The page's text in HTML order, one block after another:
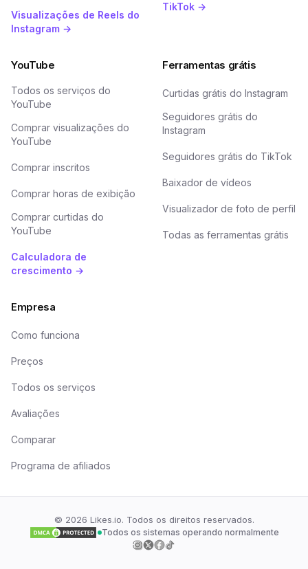
Visualizações de Reels do
Instagram →
TikTok →
YouTube
Todos os serviços do
YouTube
Comprar visualizações do
YouTube
Comprar inscritos
Comprar horas de exibição
Comprar curtidas do
YouTube
Calculadora de
crescimento →
Ferramentas grátis
Curtidas grátis do Instagram
Seguidores grátis do
Instagram
Seguidores grátis do TikTok
Baixador de vídeos
Visualizador de foto de perfil
Todas as ferramentas grátis
Empresa
Como funciona
Preços
Todos os serviços
Avaliações
Comparar
Programa de afiliados
© 2026 Likes.io. Todos os direitos reservados.
Todos os sistemas operando normalmente